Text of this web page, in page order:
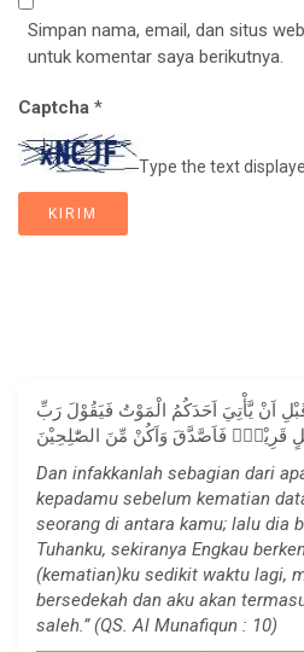
Simpan nama, email, dan situs
untuk komentar saya berikutnya.
Captcha *
Type the text
اَنْ يَّأْتِيَ اَحَدَكُمُ الْمَوْتُ فَيَقُوْلَ رَبِّ
قَرِيْبٍۚ فَاَصَّدَّقَ وَاَكُنْ مِّنَ الصّٰلِحِيْنَ
Dan infakkanlah sebagian dari
kepadamu sebelum kematian
seorang di antara kamu; lalu dia
Tuhanku, sekiranya Engkau
(kematian)ku sedikit waktu lagi,
bersedekah dan aku akan
saleh.” (QS. Al Munafiqun : 10)